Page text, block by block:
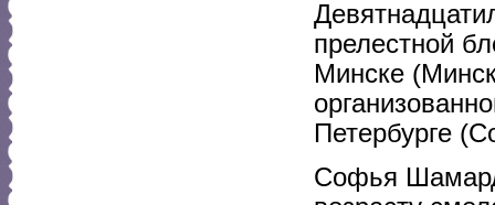
прелестной
Минске
Петербурге
Софья